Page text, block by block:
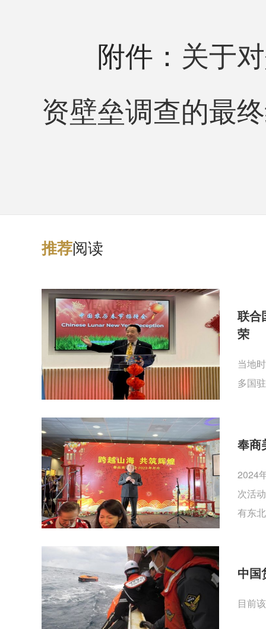
附件： 关于
资壁垒调查的最
推荐阅读
联合
荣
当地
多国
奉商
2024
次活
有东
中国
目前